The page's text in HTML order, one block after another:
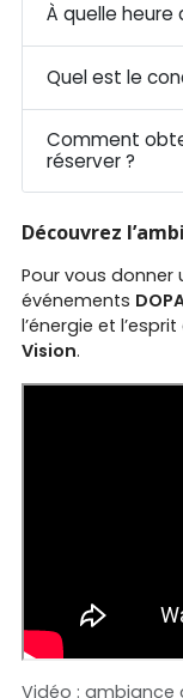
À quelle heure
Quel est le
Comment
réserver ?
Découvrez
Pour vous donner
événements
l’énergie et
Vision.
Vidéo : ambiance